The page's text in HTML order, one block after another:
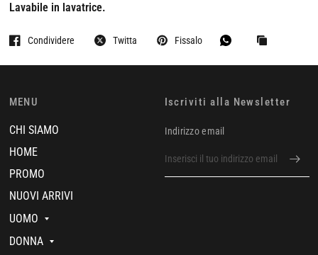
Lavabile in lavatrice.
Condividere Twitta Fissalo
MENU
CHI SIAMO
HOME
PROMO
NUOVI ARRIVI
UOMO
DONNA
Iscriviti alla Newsletter
Indirizzo email